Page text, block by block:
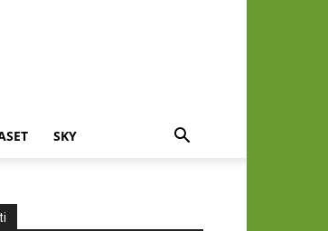
SKY